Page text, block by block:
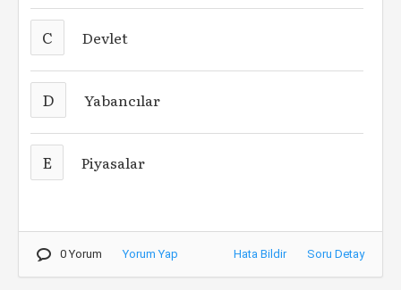
C Devlet
D Yabancılar
E Piyasalar
0 Yorum Yorum Yap Hata Bildir Soru Detay